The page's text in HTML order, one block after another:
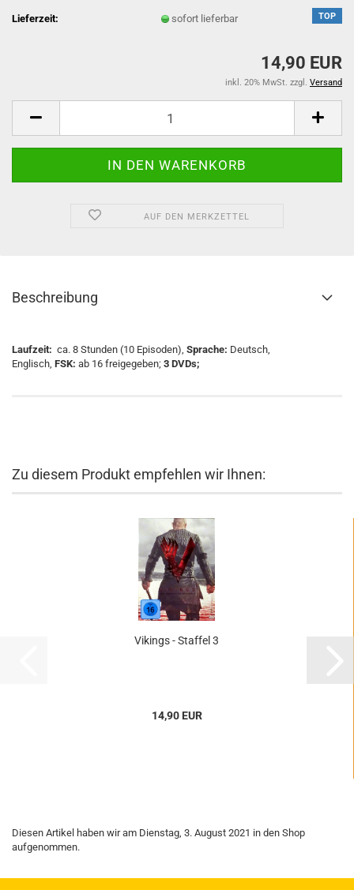
TOP
Lieferzeit: sofort lieferbar
14,90 EUR
inkl. 20% MwSt. zzgl. Versand
AUF DEN MERKZETTEL
Beschreibung
Laufzeit: ca. 8 Stunden (10 Episoden), Sprache: Deutsch,
Englisch, FSK: ab 16 freigegeben; 3 DVDs;
Zu diesem Produkt empfehlen wir Ihnen:
Vikings - Staffel 3
14,90 EUR
Diesen Artikel haben wir am Dienstag, 3. August 2021 in den Shop
aufgenommen.